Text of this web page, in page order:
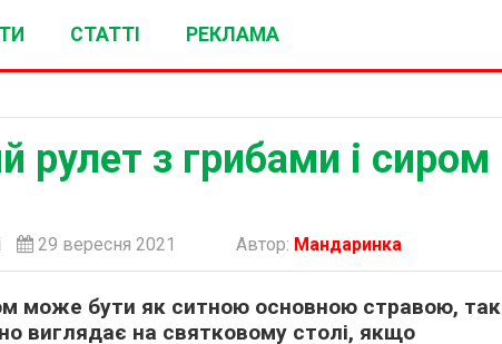
СТАТТІ РЕКЛАМА
рулет з грибами і сиром
29 вересня 2021 Автор: Мандаринка
може бути як ситною основною стравою, так
виглядає на святковому столі, якщо